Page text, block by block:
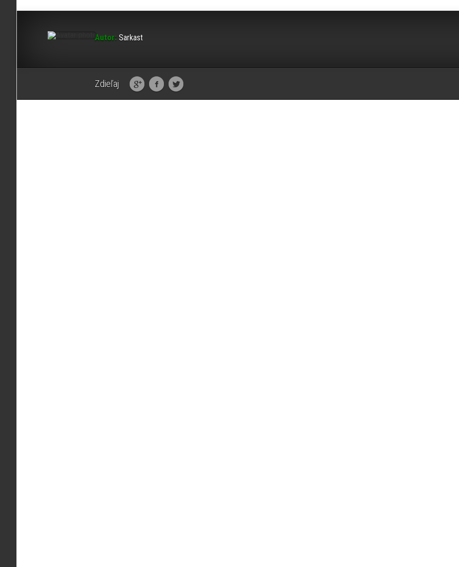
Autor: Sarkast
Zdieľaj